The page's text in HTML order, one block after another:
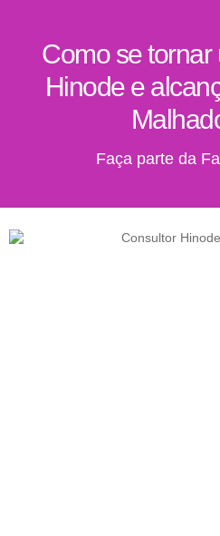
Como se
Hinode e
Faça parte da